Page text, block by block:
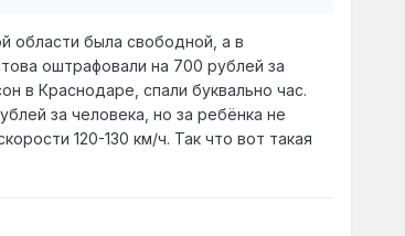
области была свободной, а в
оштрафовали на 700 рублей за
в Краснодаре, спали буквально час.
за человека, но за ребёнка не
120-130 км/ч. Так что вот такая